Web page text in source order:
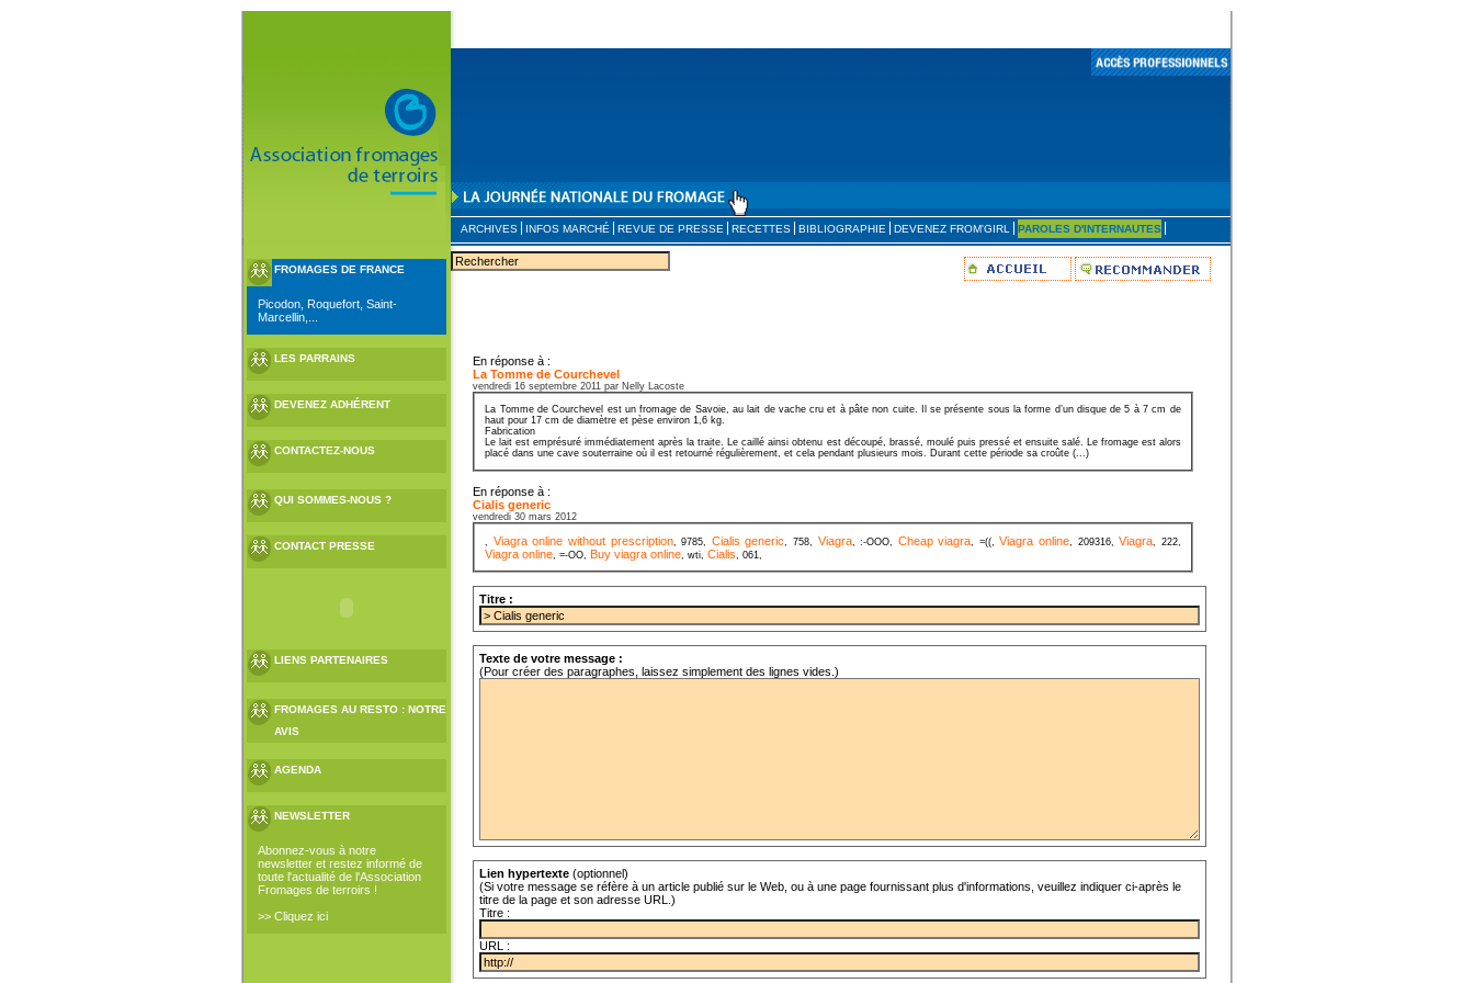
ARCHIVES INFOS MARCHÉ REVUE DE PRESSE RECETTES BIBLIOGRAPHIE DEVENEZ FROM'GIRL PAROLES D'INTERNAUTES
FROMAGES DE FRANCE
Picodon, Roquefort, Saint-
Marcellin,...
LES PARRAINS
DEVENEZ ADHÉRENT
CONTACTEZ-NOUS
QUI SOMMES-NOUS ?
CONTACT PRESSE
LIENS PARTENAIRES
FROMAGES AU RESTO : NOTRE
AVIS
AGENDA
NEWSLETTER
Abonnez-vous à notre
newsletter et restez informé de
toute l'actualité de l'Association
Fromages de terroirs !
>> Cliquez ici
En réponse à :
La Tomme de Courchevel
vendredi 16 septembre 2011 par Nelly Lacoste
La Tomme de Courchevel est un fromage de Savoie, au lait de vache cru et à pâte non cuite. Il se présente sous la forme d’un disque de 5 à 7 cm de
haut pour 17 cm de diamètre et pèse environ 1,6 kg.
Fabrication
Le lait est emprésuré immédiatement après la traite. Le caillé ainsi obtenu est découpé, brassé, moulé puis pressé et ensuite salé. Le fromage est alors
placé dans une cave souterraine où il est retourné régulièrement, et cela pendant plusieurs mois. Durant cette période sa croûte (...)
En réponse à :
Cialis generic
vendredi 30 mars 2012
, Viagra online without prescription, 9785, Cialis generic, 758, Viagra, :-OOO, Cheap viagra, =((,Viagra online, 209316,Viagra, 222,
Viagra online, =-OO, Buy viagra online, wti,Cialis, 061,
Titre :
Texte de votre message :
(Pour créer des paragraphes, laissez simplement des lignes vides.)
Lien hypertexte (optionnel)
(Si votre message se réfère à un article publié sur le Web, ou à une page fournissant plus d'informations, veuillez indiquer ci-après le
titre de la page et son adresse URL.)
Titre :
URL :